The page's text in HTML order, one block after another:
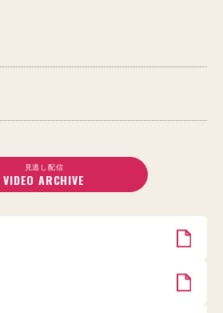
見逃し配信
VIDEO ARCHIVE